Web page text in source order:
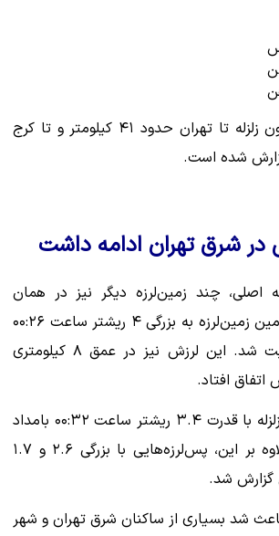
همچنین فاصله کانون زلزله تا تهران حدود ۴۱ کیلومتر و تا کرج
در شرق تهران ادامه داشت
اصلی، چند زمین‌لرزه دیگر نیز در همان
محدوده رخ داد. دومین زمین‌لرزه به بزرگی ۴ ریشتر ساعت ۰۰:۲۶
بامداد چهارشنبه ثبت شد. این لرزش نیز در عمق ۸ کیلومتری
افتاد.
پس از آن، سومین زلزله با قدرت ۳.۴ ریشتر ساعت ۰۰:۳۲ بامداد
منطقه را لرزاند. علاوه بر این، پس‌لرزه‌هایی با بزرگی ۲.۶ و ۱.۷
گزارش شد.
شد بسیاری از ساکنان شرق تهران و شهر